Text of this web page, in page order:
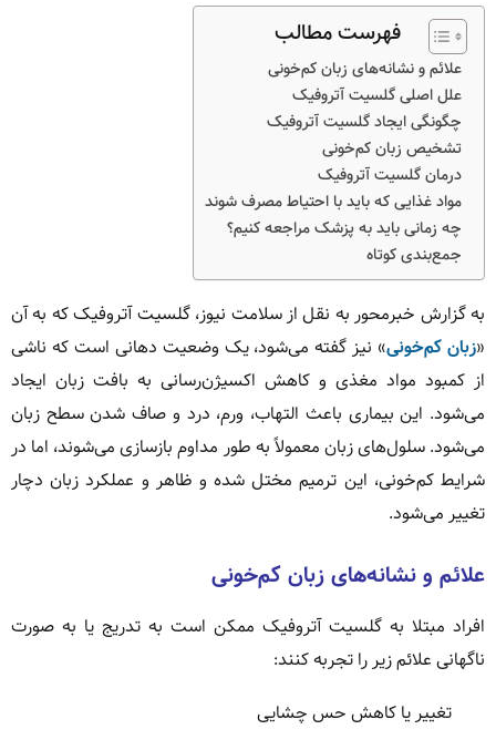
فهرست مطالب
علائم و نشانه‌های زبان کم‌خونی
علل اصلی گلسیت آتروفیک
چگونگی ایجاد گلسیت آتروفیک
تشخیص زبان کم‌خونی
درمان گلسیت آتروفیک
مواد غذایی که باید با احتیاط مصرف شوند
چه زمانی باید به پزشک مراجعه کنیم؟
جمع‌بندی کوتاه
به گزارش خبرمحور به نقل از سلامت نیوز، گلسیت آتروفیک که به آن
«زبان کم‌خونی» نیز گفته می‌شود، یک وضعیت دهانی است که ناشی
از کمبود مواد مغذی و کاهش اکسیژن‌رسانی به بافت زبان ایجاد
می‌شود. این بیماری باعث التهاب، ورم، درد و صاف شدن سطح زبان
می‌شود. سلول‌های زبان معمولاً به طور مداوم بازسازی می‌شوند، اما در
شرایط کم‌خونی، این ترمیم مختل شده و ظاهر و عملکرد زبان دچار
تغییر می‌شود.
علائم و نشانه‌های زبان کم‌خونی
افراد مبتلا به گلسیت آتروفیک ممکن است به تدریج یا به صورت
ناگهانی علائم زیر را تجربه کنند:
تغییر یا کاهش حس چشایی